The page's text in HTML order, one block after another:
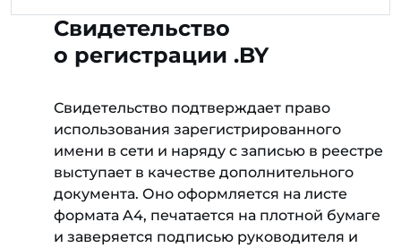
Свидетельство
о регистрации .BY
Свидетельство подтверждает право
использования зарегистрированного
имени в сети и наряду с записью в реестре
выступает в качестве дополнительного
документа. Оно оформляется на листе
формата A4, печатается на плотной бумаге
и заверяется подписью руководителя и